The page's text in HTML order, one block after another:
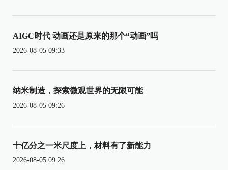
AIGC时代 动画还是原来的那个“动画”吗
2026-08-05 09:33
纳米制造，探索微观世界的无限可能
2026-08-05 09:26
十亿分之一米尺度上，材料有了新能力
2026-08-05 09:26